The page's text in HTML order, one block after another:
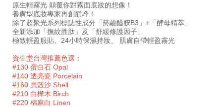
原生輕霧光 顛覆你對霧面底妝的想像！
養膚型底妝專家再創巔峰！
除了超聚光系列標誌性成分「菸鹼醯胺B3」+「酵母精萃」
全新添加「撫紋胜肽」及「舒緩修護因子」
極致輕盈服貼、24小時保濕持妝、 肌膚自帶輕盈霧光
資生堂台灣推薦色選：
#130 蛋白石 Opal
#140 透亮瓷 Porcelain
#160 貝殼沙 Shell
#210 白樺木 Birch
#220 棉麻白 Linen